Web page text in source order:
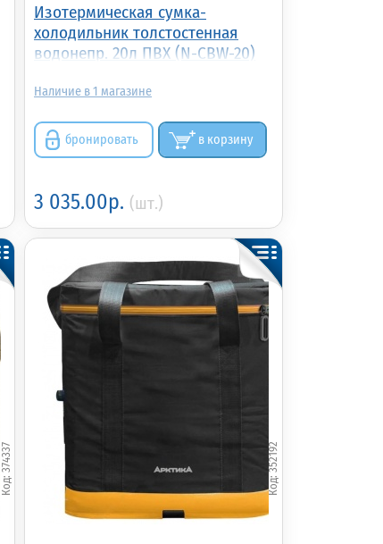
Изотермическая сумка-
холодильник толстостенная
водонепр. 20л ПВХ (N-CBW-20)
1
бронировать в корзину
3 035.00р. (шт.)
374337 352192